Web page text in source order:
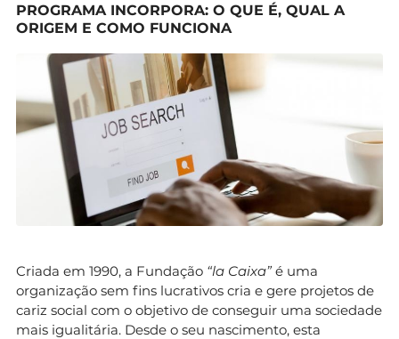
PROGRAMA INCORPORA: O QUE É, QUAL A
ORIGEM E COMO FUNCIONA
Criada em 1990, a Fundação “la Caixa”é uma
organização sem fins lucrativos cria e gere projetos de
cariz social com o objetivo de conseguir uma sociedade
mais igualitária. Desde o seu nascimento, esta